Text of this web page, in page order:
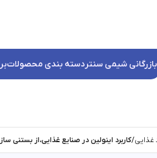
بازرگانی شیمی سنتر دسته بندی محصولات
غذایی کاربرد اینولین در صنایع غذایی،از بستنی